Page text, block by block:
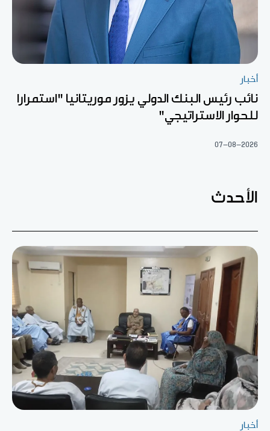
أخبار
نائب رئيس البنك الدولي يزور موريتانيا "استمرارا
للحوار الاستراتيجي"
07-08-2026
الأحدث
أخبار